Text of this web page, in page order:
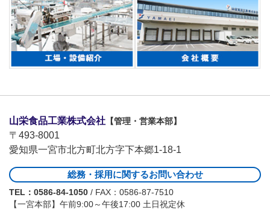
山栄食品工業株式会社 【管理・営業本部】
〒493-8001
愛知県一宮市北方町北方字下本郷1-18-1
総務・採用に関するお問い合わせ
TEL：0586-84-1050 / FAX：0586-87-7510
【一宮本部】午前9:00～午後17:00 土日祝定休